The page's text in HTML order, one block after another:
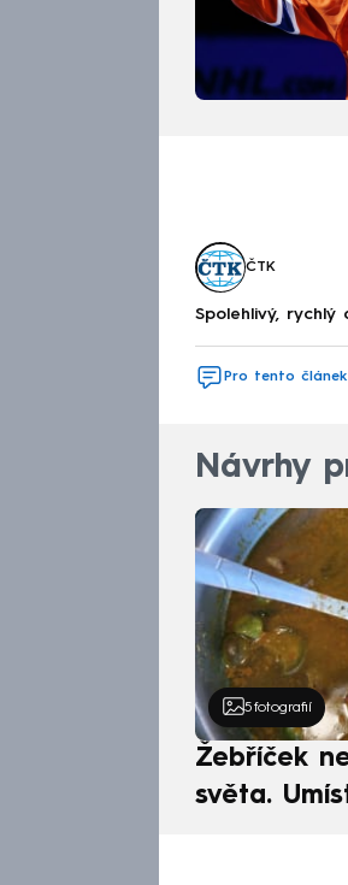
ČTK
Spolehlivý, rychlý
Pro tento
Návrhy
5 fotografií
Žebříček
světa.